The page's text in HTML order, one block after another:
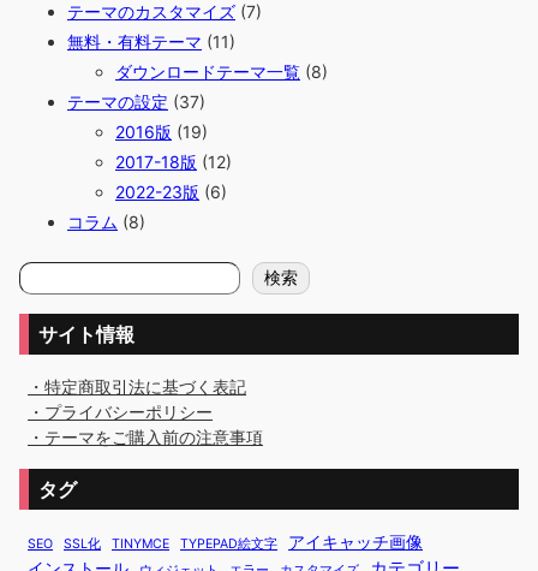
テーマのカスタマイズ (7)
無料・有料テーマ (11)
ダウンロードテーマ一覧 (8)
テーマの設定 (37)
2016版 (19)
2017-18版 (12)
2022-23版 (6)
コラム (8)
検
索
検索
サイト情報
・特定商取引法に基づく表記
・プライバシーポリシー
・テーマをご購入前の注意事項
タグ
SEO SSL化 TINYMCE TYPEPAD絵文字
アイキャッチ画像